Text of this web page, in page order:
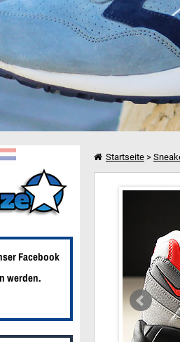
Weiter einkaufen
Facebook
werden.
Startseite >
Nike Air Max 95